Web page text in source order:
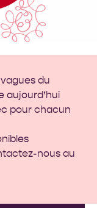
du
aujourd’hui
pour chacun
nous au